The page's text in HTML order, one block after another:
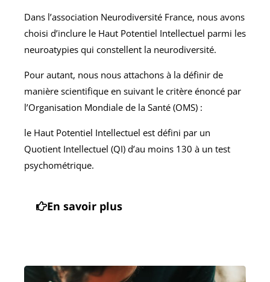
Dans l’association Neurodiversité France, nous avons
choisi d’inclure le Haut Potentiel Intellectuel parmi les
neuroatypies qui constellent la neurodiversité.
Pour autant, nous nous attachons à la définir de
manière scientifique en suivant le critère énoncé par
l’Organisation Mondiale de la Santé (OMS) :
le Haut Potentiel Intellectuel est défini par un
Quotient Intellectuel (QI) d’au moins 130 à un test
psychométrique.
En savoir plus